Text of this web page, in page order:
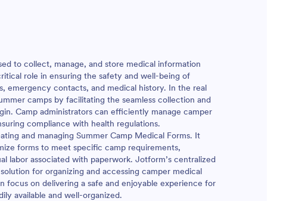
to collect, manage, and store medical information
role in ensuring the safety and well-being of
emergency contacts, and medical history. In the real
camps by facilitating the seamless collection and
Camp administrators can efficiently manage camper
compliance with health regulations.
and managing Summer Camp Medical Forms. It
forms to meet specific camp requirements,
labor associated with paperwork. Jotform’s centralized
for organizing and accessing camper medical
focus on delivering a safe and enjoyable experience for
available and well-organized.